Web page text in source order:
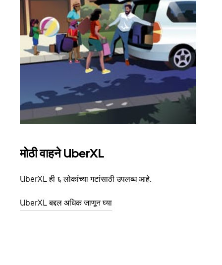
मोठी वाहने UberXL
UberXL ही ६ लोकांच्या गटांसाठी उपलब्ध आहे.
UberXL बद्दल अधिक जाणून घ्या